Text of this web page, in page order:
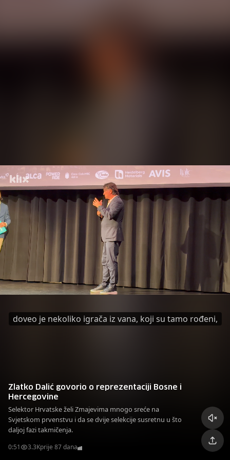
doveo je nekoliko igrača iz vana, koji su tamo rođeni,
Zlatko Dalić govorio o reprezentaciji Bosne i
Hercegovine
Selektor Hrvatske želi Zmajevima mnogo sreće na
Svjetskom prvenstvu i da se dvije selekcije susretnu u što
daljoj fazi takmičenja.
0:51 3.3Kprije 87 dana